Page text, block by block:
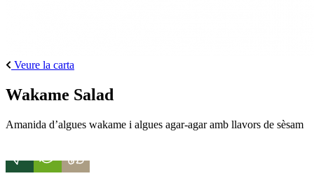
Veure la carta
Wakame Salad
Amanida d’algues wakame i algues agar-agar amb llavors de sèsam